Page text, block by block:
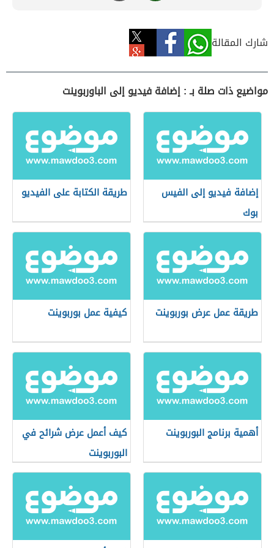
شارك المقالة
مواضيع ذات صلة بـ : إضافة فيديو إلى الباوربوينت
إضافة فيديو إلى الفيس
بوك
طريقة الكتابة على الفيديو
طريقة عمل عرض بوربوينت كيفية عمل بوربوينت
أهمية برنامج البوربوينت
كيف أعمل عرض شرائح في
البوربوينت